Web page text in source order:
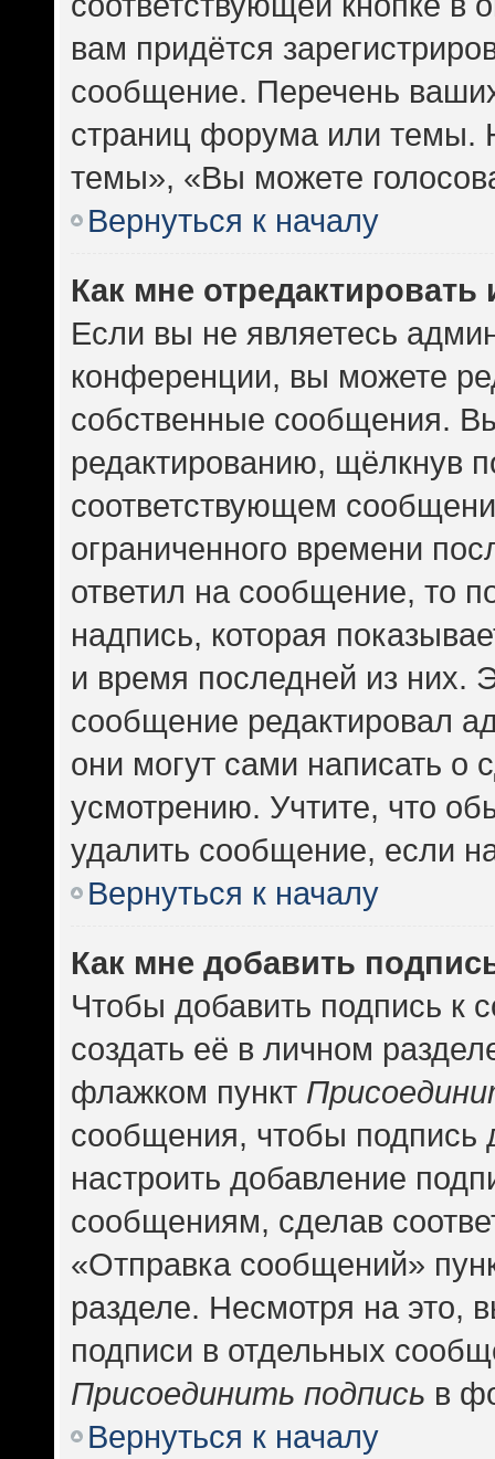
вам придётся
сообщение. Перечень
страниц форума или темы.
темы», «Вы можете
Вернуться к началу
Как мне
Если вы не являетесь
конференции, вы можете
собственные сообщения.
редактированию, щёлкнув
соответствующем
ограниченного времени
ответил на сообщение, то
надпись, которая
и время последней из них.
сообщение редактировал
они могут сами написать о
усмотрению. Учтите, что
удалить сообщение, если
Вернуться к началу
Как мне добавить
Чтобы добавить подпись
создать её в личном
флажком пункт
сообщения, чтобы подпись
настроить добавление
сообщениям, сделав
«Отправка сообщений»
разделе. Несмотря на это,
подписи в отдельных
Присоединить подпись в
Вернуться к началу